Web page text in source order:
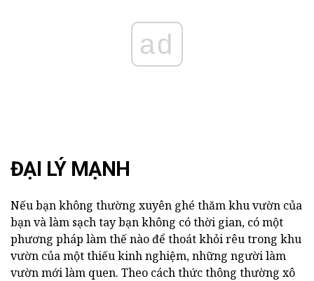
ad
ĐẠI LÝ MẠNH
Nếu bạn không thường xuyên ghé thăm khu vườn của
bạn và làm sạch tay bạn không có thời gian, có một
phương pháp làm thế nào để thoát khỏi rêu trong khu
vườn của một thiếu kinh nghiệm, những người làm
vườn mới làm quen. Theo cách thức thông thường xô